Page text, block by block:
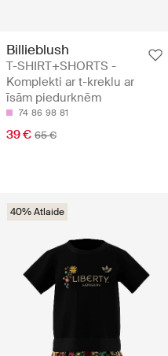
Billieblush
T-SHIRT+SHORTS -
Komplekti ar t-kreklu ar
īsām piedurknēm
74 86 98 81
39 € 65 €
40% Atlaide